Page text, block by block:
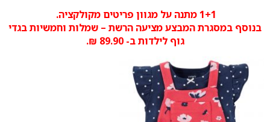
1+1 מתנה על מגוון פריטים מקולקציה.
בנוסף במסגרת המבצע מציעה הרשת – שמלות וחמשיות בגדי
גוף לילדות ב- 89.90 ₪.